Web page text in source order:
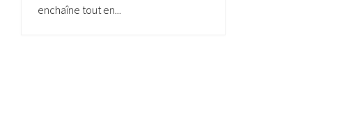
enchaîne tout en...